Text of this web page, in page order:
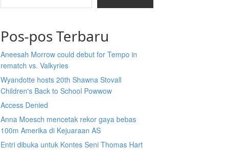
Pos-pos Terbaru
Aneesah Morrow could debut for Tempo in
rematch vs. Valkyries
Wyandotte hosts 20th Shawna Stovall
Children's Back to School Powwow
Access Denied
Anna Moesch mencetak rekor gaya bebas
100m Amerika di Kejuaraan AS
Entri dibuka untuk Kontes Seni Thomas Hart